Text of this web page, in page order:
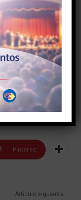
Pinterest
Artículo siguiente